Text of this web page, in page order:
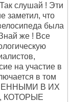
слушай ! Эти
заметил, что
была
же ! Все
на участие в
в том
В ИХ
КОТОРЫЕ